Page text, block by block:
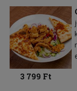
3 799 Ft